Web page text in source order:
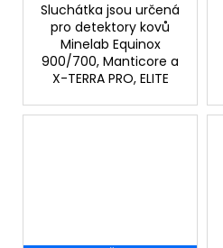
Sluchátka jsou určená
pro detektory kovů
Minelab Equinox
900/700, Manticore a
X-TERRA PRO, ELITE